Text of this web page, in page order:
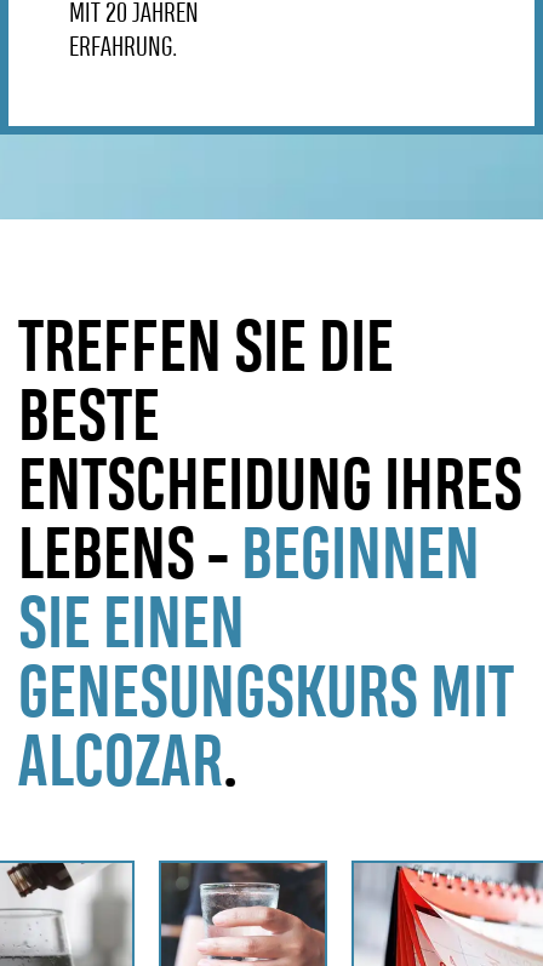
MIT 20 JAHREN
ERFAHRUNG.
TREFFEN SIE DIE
BESTE
ENTSCHEIDUNG IHRES
LEBENS - BEGINNEN
SIE EINEN
GENESUNGSKURS MIT
ALCOZAR.